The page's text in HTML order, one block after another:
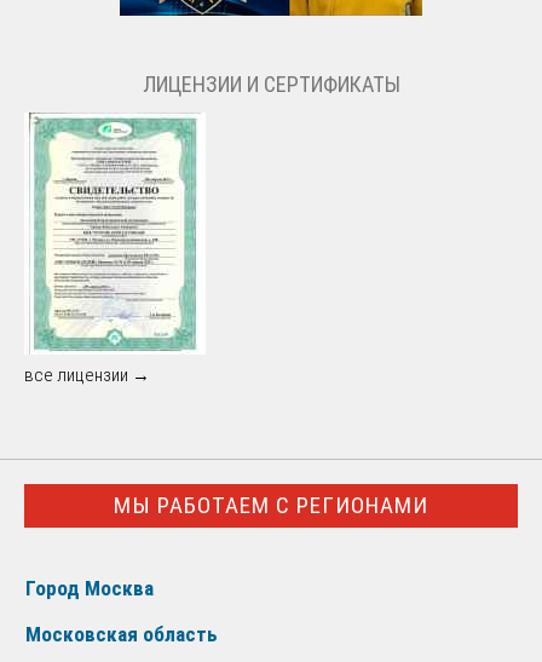
ЛИЦЕНЗИИ И СЕРТИФИКАТЫ
все лицензии →
МЫ РАБОТАЕМ С РЕГИОНАМИ
Город Москва
Московская область